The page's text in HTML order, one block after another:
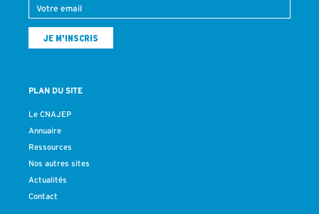
PLAN DU SITE
Le CNAJEP
Annuaire
Ressources
Nos autres sites
Actualités
Contact